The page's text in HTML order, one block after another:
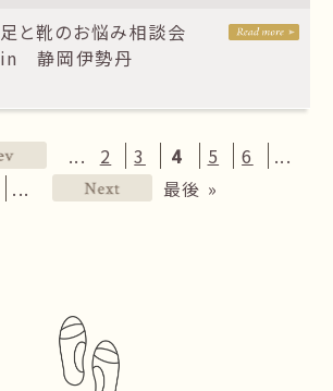
足と靴のお悩み相談会
in 静岡伊勢丹
... 2 3 4 5 6
...
... 最後 »